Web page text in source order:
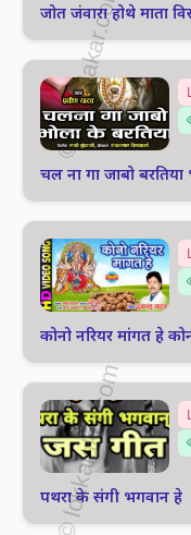
जोत जंवारा होथे माता
चल ना गा जाबो
कोनो नरियर मांगत हे
पथरा के संगी भगवान हे